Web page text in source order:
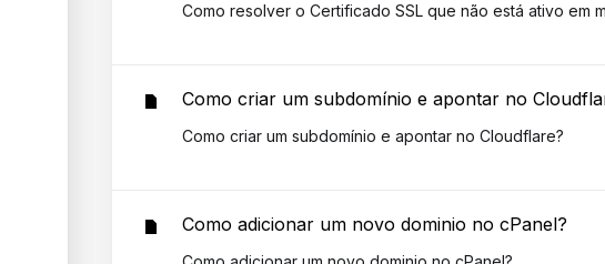
Como resolver o Certificado SSL que não está ativo em
Como criar um subdomínio e apontar no
Como criar um subdomínio e apontar no Cloudflare?
Como adicionar um novo dominio no cPanel?